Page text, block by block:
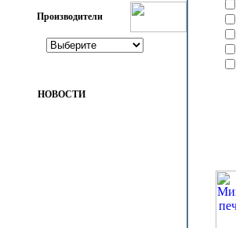
Производители
НОВОСТИ